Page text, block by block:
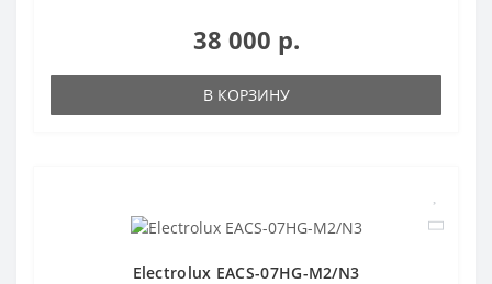
38 000 р.
В КОРЗИНУ
Electrolux EACS-07HG-M2/N3